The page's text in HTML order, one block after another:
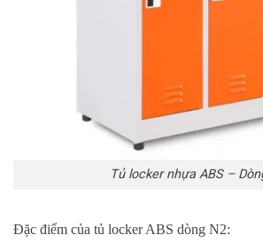
Tủ locker nhựa ABS –
Đặc điểm của tủ locker ABS dòng N2: